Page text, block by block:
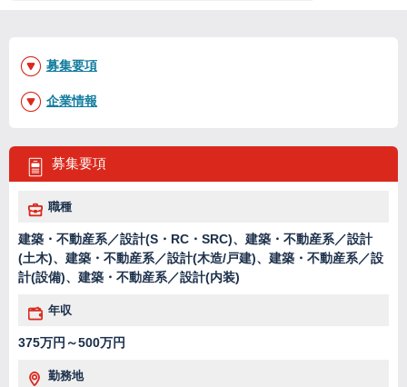
募集要項
職種
建築・不動産系／設計(S・RC・SRC)、建築・不動産系／設計
(土木)、建築・不動産系／設計(木造/戸建)、建築・不動産系／設
計(設備)、建築・不動産系／設計(内装)
年収
375万円～500万円
勤務地
募集要項
企業情報